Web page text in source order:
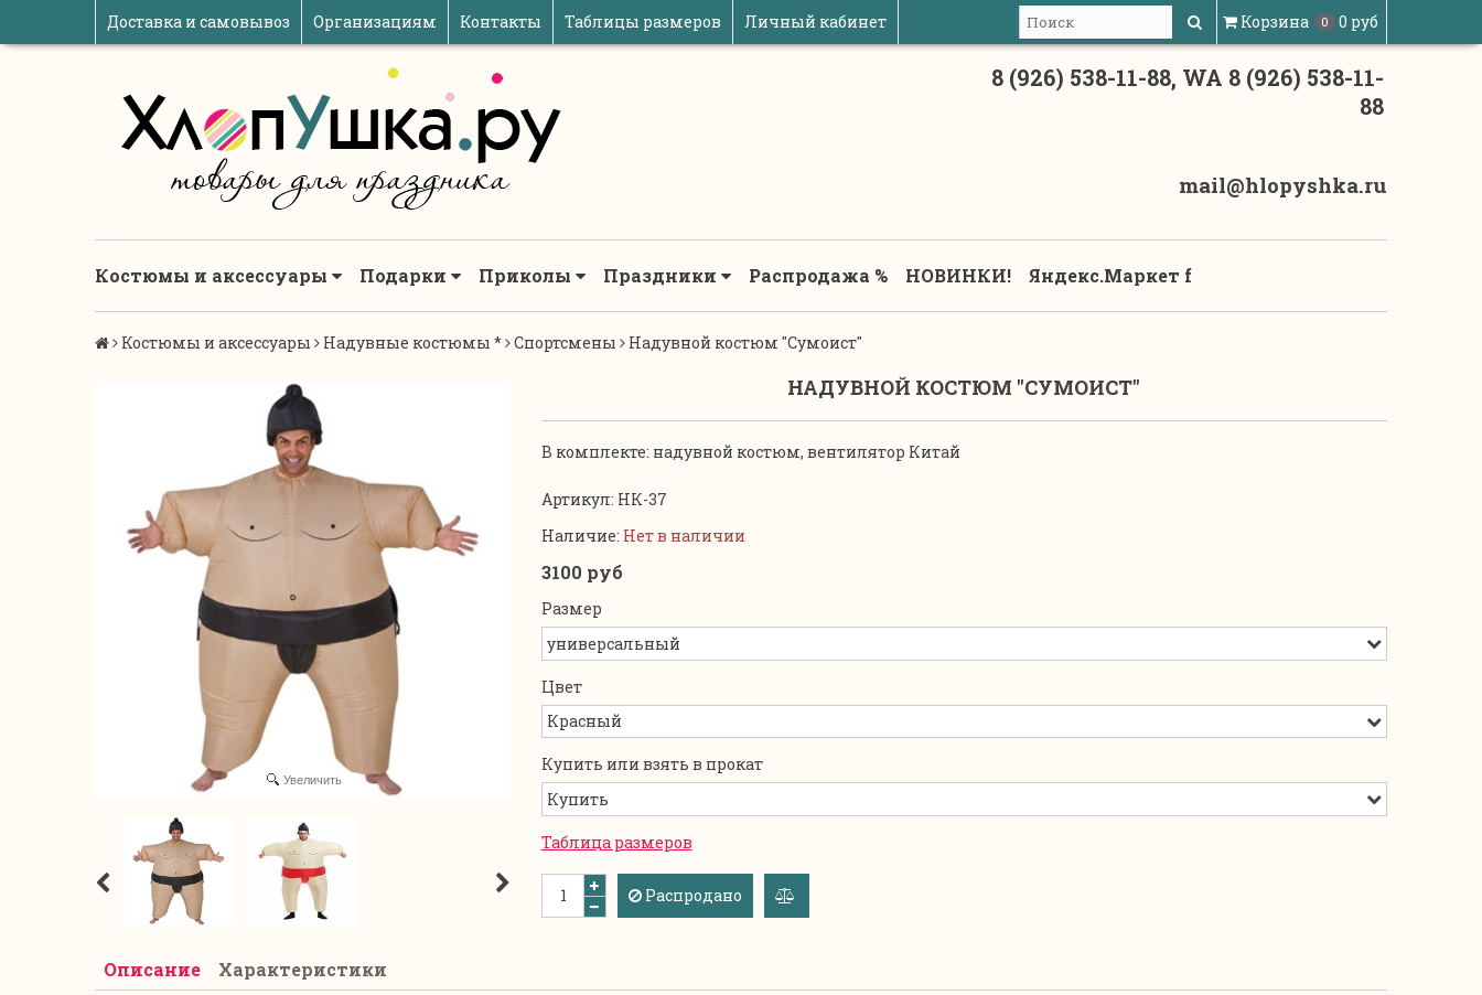
Доставка и самовывоз Организациям Контакты Таблицы размеров Личный кабинет Корзина 0 0 руб
8 (926) 538-11-88, WA 8 (926) 538-11-
88
mail@hlopyshka.ru
Костюмы и аксессуары Подарки Приколы Праздники Распродажа % НОВИНКИ! Яндекс.Маркет f
Костюмы и аксессуары Надувные костюмы * Спортсмены Надувной костюм "Сумоист"
Увеличить
НАДУВНОЙ КОСТЮМ "СУМОИСТ"
В комплекте: надувной костюм, вентилятор Китай
Артикул: НК-37
Наличие: Нет в наличии
3100 руб
Размер
Цвет
Купить или взять в прокат
Таблица размеров
Распродано
Описание Характеристики